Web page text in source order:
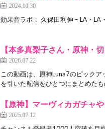
2024.10.30
効果音ラボ： 久保田利伸 – LA・
【本多真梨子さん・原神・
2026.07.22
この動画は、原神Luna7のピック
を引いた配信をひとつにまとめた
【原神】マーヴィカガチャ
2025.07.12